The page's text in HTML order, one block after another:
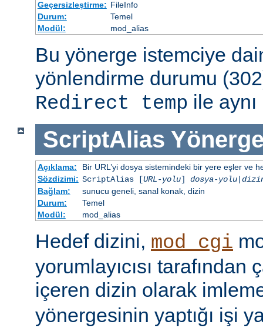
Geçersizleştirme: FileInfo
Durum:
Temel
Modül:
mod_alias
Bu yönerge istemciye
yönlendirme durumu
Redirect temp ile
ScriptAlias
Açıklama:
Bir URL’yi dosya sistemindeki bir yere eşler ve
Sözdizimi: ScriptAlias [URL-yolu] dosya-yolu|
Bağlam:
sunucu geneli, sanal konak, dizin
Durum:
Temel
Modül:
mod_alias
Hedef dizini, mod_cgi
yorumlayıcısı tarafından
içeren dizin olarak
yönergesinin yaptığı işi